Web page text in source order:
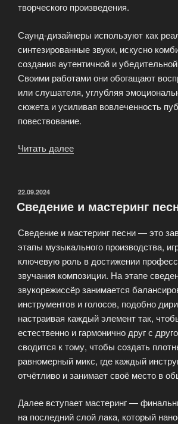
творческого произведения.
Саунд-дизайнеры используют как
синтезированные звуки, искусно
создания аутентичной и
Своими работами они обогащают
или слушателя, углубляя
сюжета и усиливая вовлеченность
повествование.
Читать далее
ОПУБЛИКОВАНО
22.09.2024
Сведение и мастеринг
Сведение и мастеринг песни — это
этапы музыкального производства,
ключевую роль в достижении
звучания композиции. На этапе
звукорежиссёр занимается
инструментов и голосов, подобно
настраивая каждый элемент так,
естественно и гармонично друг с
сводится к тому, чтобы создать
равномерный микс, где каждый
отчётливо и занимает своё место в
Далее вступает мастеринг —
на последний слой лака, который